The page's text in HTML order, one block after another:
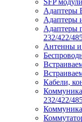
SFP
Адаптеры
Адаптеры
Адаптеры
232/422/
Антенны и
Кабели,
232/422/